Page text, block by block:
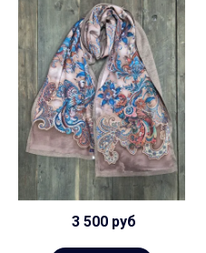
3 500 руб